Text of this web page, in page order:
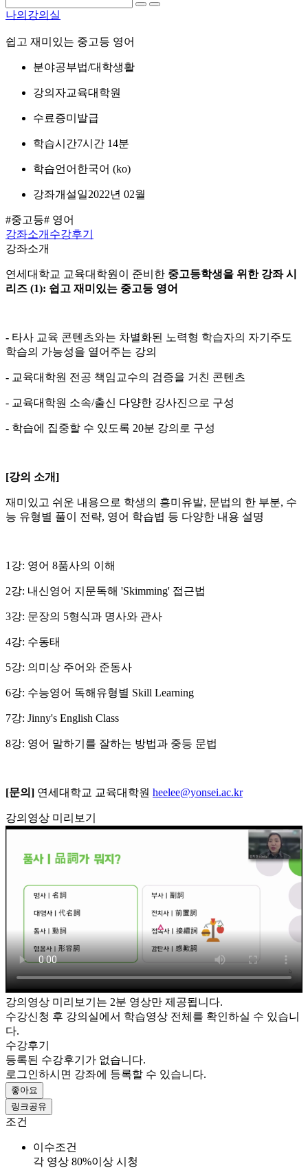
나의강의실
쉽고 재미있는 중고등 영어
분야공부법/대학생활
강의자교육대학원
수료증미발급
학습시간7시간 14분
학습언어 한국어 ‎(ko)‎
강좌개설일2022년 02월
#중고등# 영어
강좌소개 수강후기
강좌소개
연세대학교 교육대학원이 준비한 중고등학생을 위한 강좌 시
리즈 (1): 쉽고 재미있는 중고등 영어
- 타사 교육 콘텐츠와는 차별화된 노력형 학습자의 자기주도
학습의 가능성을 열어주는 강의
- 교육대학원 전공 책임교수의 검증을 거친 콘텐츠
- 교육대학원 소속/출신 다양한 강사진으로 구성
- 학습에 집중할 수 있도록 20분 강의로 구성
[강의 소개]
재미있고 쉬운 내용으로 학생의 흥미유발, 문법의 한 부분, 수
능 유형별 풀이 전략, 영어 학습볍 등 다양한 내용 설명
1강: 영어 8품사의 이해
2강: 내신영어 지문독해 'Skimming' 접근법
3강: 문장의 5형식과 명사와 관사
4강: 수동태
5강: 의미상 주어와 준동사
6강: 수능영어 독해유형별 Skill Learning
7강: Jinny's English Class
8강: 영어 말하기를 잘하는 방법과 중등 문법
[문의 ] 연세대학교 교육대학원 heelee@yonsei.ac.kr
강의영상 미리보기
강의영상 미리보기는 2분 영상만 제공됩니다.
수강신청 후 강의실에서 학습영상 전체를 확인하실 수 있습니
다.
수강후기
등록된 수강후기가 없습니다.
로그인하시면 강좌에 등록할 수 있습니다.
좋아요
링크공유
조건
이수조건
각 영상 80%이상 시청